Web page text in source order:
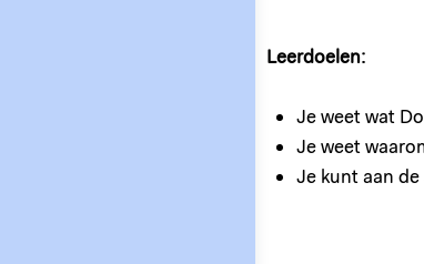
Leerdoelen:
Je weet wat
Je weet
Je kunt aan